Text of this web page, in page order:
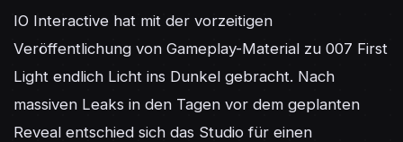
IO Interactive hat mit der vorzeitigen
Veröffentlichung von Gameplay-Material zu 007 First
Light endlich Licht ins Dunkel gebracht. Nach
massiven Leaks in den Tagen vor dem geplanten
Reveal entschied sich das Studio für einen